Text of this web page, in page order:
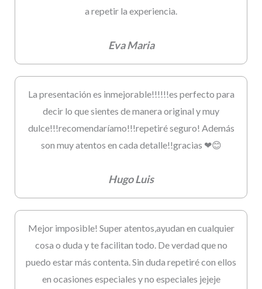
a repetir la experiencia.
Eva Maria
La presentación es inmejorable!!!!!!es perfecto para
decir lo que sientes de manera original y muy
dulce!!!recomendaríamo!!!repetiré seguro! Además
son muy atentos en cada detalle!!gracias ❤😊
Hugo Luis
Mejor imposible! Super atentos,ayudan en cualquier
cosa o duda y te facilitan todo. De verdad que no
puedo estar más contenta. Sin duda repetiré con ellos
en ocasiones especiales y no especiales jejeje